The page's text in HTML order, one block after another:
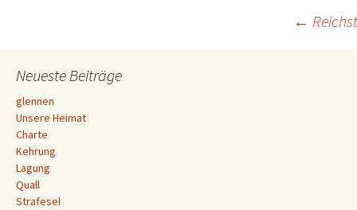
Navigation
←
Neueste Beiträge
glennen
Unsere Heimat
Charte
Kehrung
Lagung
Quall
Strafesel